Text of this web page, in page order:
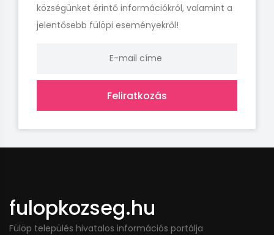
községünket érintő információkról, valamint a
jelentősebb fülöpi eseményekről!
Feliratkozás
fulopkozseg.hu
Fülöp település hivatalos információs portálja